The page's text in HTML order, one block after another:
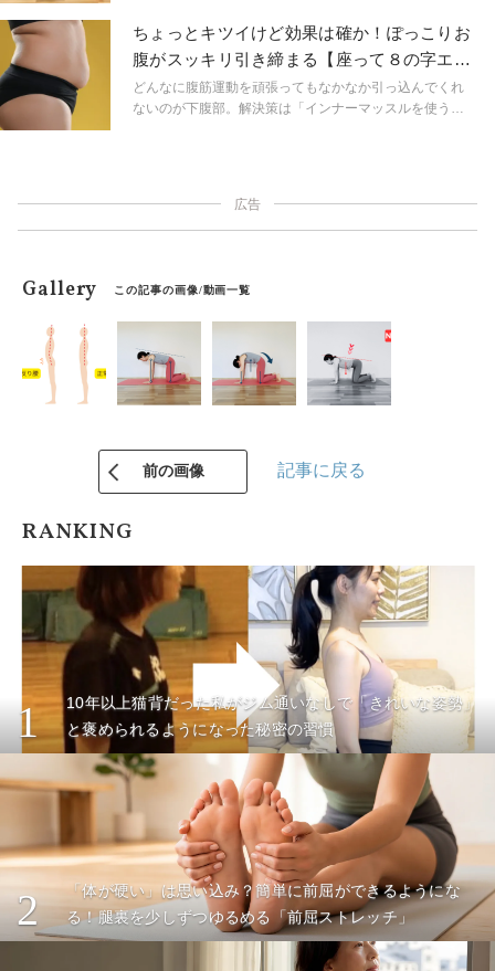
ツい運動はできない。そんな人におすすめの、プチ筋ト
レをご紹介します。まずは5回から始めてみましょう！
ちょっとキツイけど効果は確か！ぽっこりお
腹がスッキリ引き締まる【座って８の字エク
ササイズ】
どんなに腹筋運動を頑張ってもなかなか引っ込んでくれ
ないのが下腹部。解決策は「インナーマッスルを使うこ
広告
Gallery この記事の画像/動画一覧
前の画像 記事に戻る
RANKING
1
10年以上猫背だった私がジム通いなしで「きれいな姿勢」
と褒められるようになった秘密の習慣
2
「体が硬い」は思い込み？簡単に前屈ができるようにな
る！腿裏を少しずつゆるめる「前屈ストレッチ」